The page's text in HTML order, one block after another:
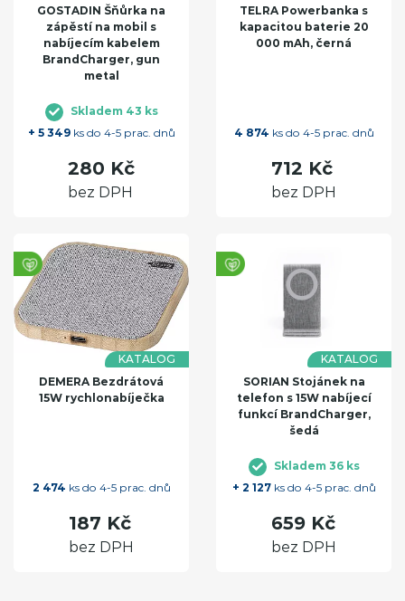
GOSTADIN Šňůrka na
zápěstí na mobil s
nabíjecím kabelem
BrandCharger, gun
metal
Skladem 43 ks
+ 5 349ks do 4-5 prac. dnů
280 Kč
bez DPH
TELRA Powerbanka s
kapacitou baterie 20
000 mAh, černá
4 874 ks do 4-5 prac. dnů
712 Kč
bez DPH
KATALOG
DEMERA Bezdrátová
15W rychlonabíječka
2 474 ks do 4-5 prac. dnů
187 Kč
bez DPH
KATALOG
SORIAN Stojánek na
telefon s 15W nabíjecí
funkcí BrandCharger,
šedá
Skladem 36 ks
+ 2 127ks do 4-5 prac. dnů
659 Kč
bez DPH